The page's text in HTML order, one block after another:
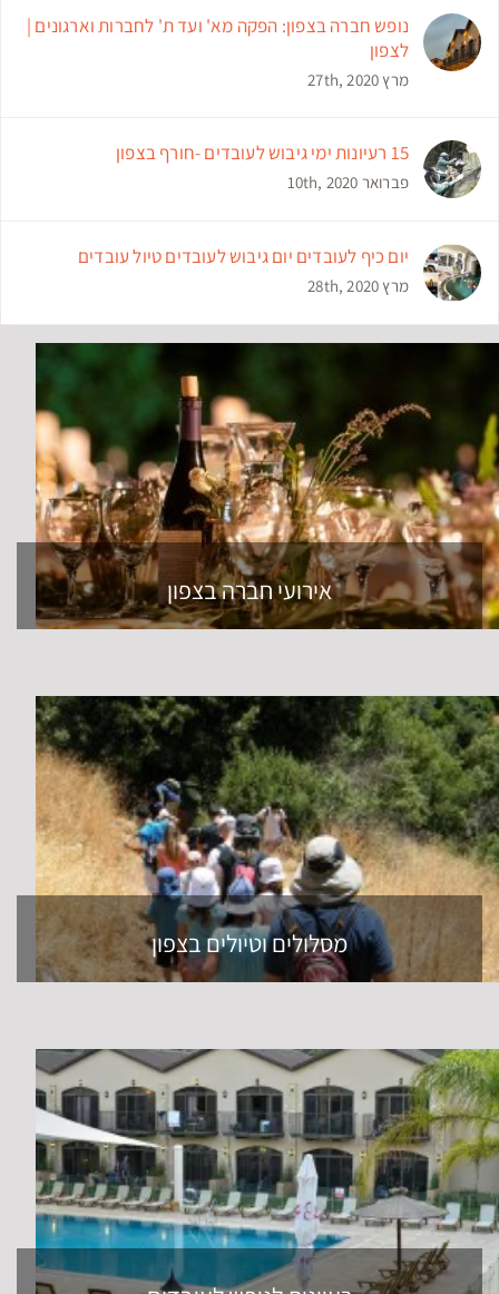
נופש חברה בצפון: הפקה מא' ועד ת' לחברות וארגונים |
לצפון
מרץ 27th, 2020
15 רעיונות ימי גיבוש לעובדים -חורף בצפון
פברואר 10th, 2020
יום כיף לעובדים יום גיבוש לעובדים טיול עובדים
מרץ 28th, 2020
אירועי חברה בצפון
מסלולים וטיולים בצפון